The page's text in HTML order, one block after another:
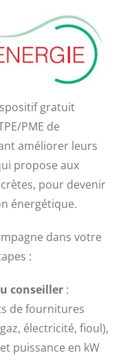
gratuit
PME de
améliorer leurs
propose aux
pour devenir
énergétique.
dans votre
:
conseiller :
de fournitures
électricité, fioul),
puissance en kW